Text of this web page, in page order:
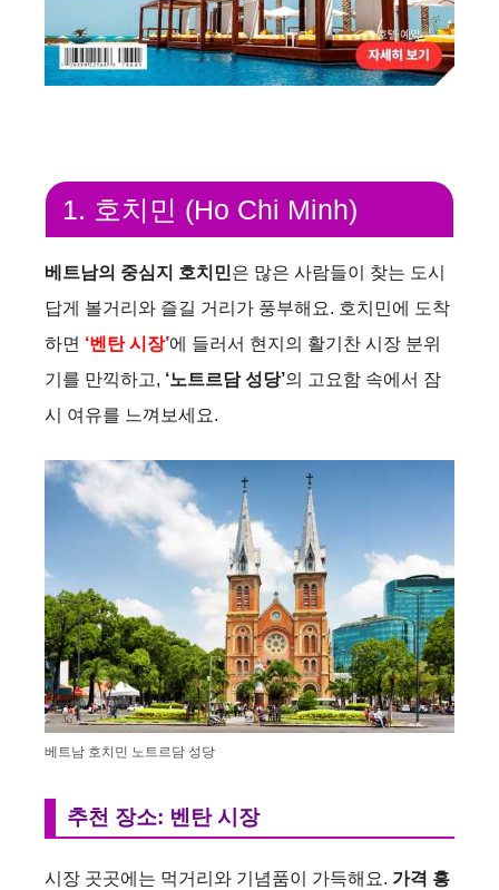
1. 호치민 (Ho Chi Minh)
베트남의 중심지 호치민은 많은 사람들이 찾는 도시
답게 볼거리와 즐길 거리가 풍부해요. 호치민에 도착
하면 ‘벤탄 시장’에 들러서 현지의 활기찬 시장 분위
기를 만끽하고, ‘노트르담 성당’의 고요함 속에서 잠
시 여유를 느껴보세요.
베트남 호치민 노트르담 성당
추천 장소: 벤탄 시장
시장 곳곳에는 먹거리와 기념품이 가득해요. 가격 흥